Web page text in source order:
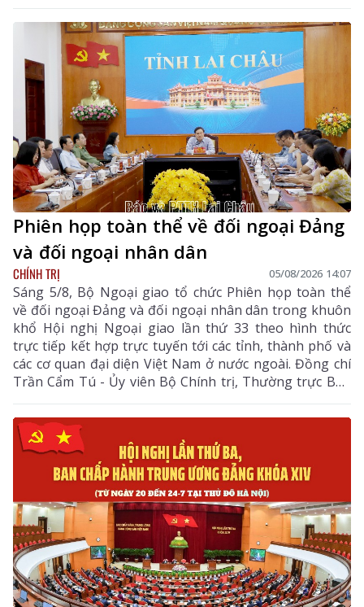
Phiên họp toàn thể về đối ngoại Đảng
và đối ngoại nhân dân
CHÍNH TRỊ 05/08/2026 14:07
Sáng 5/8, Bộ Ngoại giao tổ chức Phiên họp toàn thể
về đối ngoại Đảng và đối ngoại nhân dân trong khuôn
khổ Hội nghị Ngoại giao lần thứ 33 theo hình thức
trực tiếp kết hợp trực tuyến tới các tỉnh, thành phố và
các cơ quan đại diện Việt Nam ở nước ngoài. Đồng chí
Trần Cẩm Tú - Ủy viên Bộ Chính trị, Thường trực Ban
Bí thư dự và chỉ đạo Phiên họp. Dự còn có đồng chí Lê
Hoài Trung - Ủy viên Bộ Chính trị, Bí thư Đảng ủy, Bộ
trưởng Bộ Ngoại giao; lãnh đạo các ban, bộ, ngành
Trung ương.